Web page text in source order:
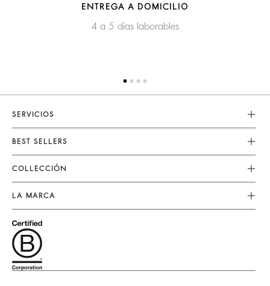
ENTREGA A DOMICILIO
4 a 5 días laborables
SERVICIOS
Servicio Al Cliente
FAQ
Devoluciones & Reembolsos
Encuentre Su Talla
Aviso Legal
Términos & Condiciones
Accesibilidad
BEST SELLERS
Vestidos
Faldas
Tops & Camisas
Jerséis & Cardigans
Chaquetas & Capas
Bolsos Teddy
COLLECCIÓN
Nueva Collección
Ropa
Sostenible
Accessorios
Bolsos
LA MARCA
Barbara & Sharon
125 Et Après
Nueva Colección